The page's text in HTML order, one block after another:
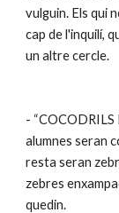
vulguin. Els qui
cap de l'inquilí,
un altre cercle.
- “COCODRILS
alumnes seran
resta seran
zebres
quedin.